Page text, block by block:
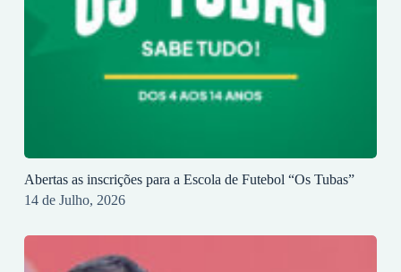
Abertas as inscrições para a Escola de Futebol “Os Tubas”
14 de Julho, 2026